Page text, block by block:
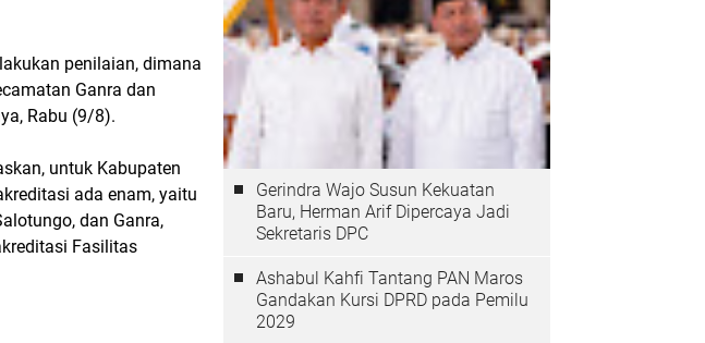
penilaian, dimana
Ganra dan
Rabu (9/8).
untuk Kabupaten
ada enam, yaitu
dan Ganra,
Fasilitas
Gerindra Wajo Susun Kekuatan
Baru, Herman Arif Dipercaya Jadi
Sekretaris DPC
Ashabul Kahfi Tantang PAN Maros
Gandakan Kursi DPRD pada Pemilu
2029